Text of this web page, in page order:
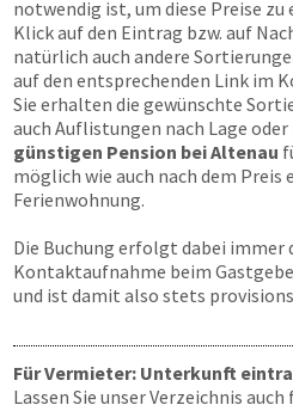
notwendig ist, um diese Preise zu
Klick auf den Eintrag bzw. auf
natürlich auch andere
auf den entsprechenden Link im
Sie erhalten die gewünschte
auch Auflistungen nach Lage
günstigen Pension bei Altenau
möglich wie auch nach dem Preis
Ferienwohnung.
Die Buchung erfolgt dabei immer
Kontaktaufnahme beim
und ist damit also stets
Für Vermieter: Unterkunft
Lassen Sie unser Verzeichnis